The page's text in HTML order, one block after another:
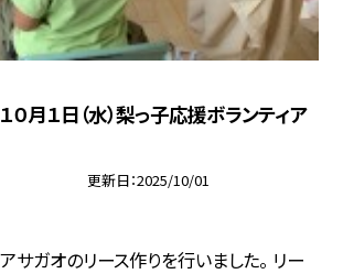
１０月１日（水）梨っ子応援ボランティア
更新日 2025/10/01
サガオのリース作りを行いました。 リー